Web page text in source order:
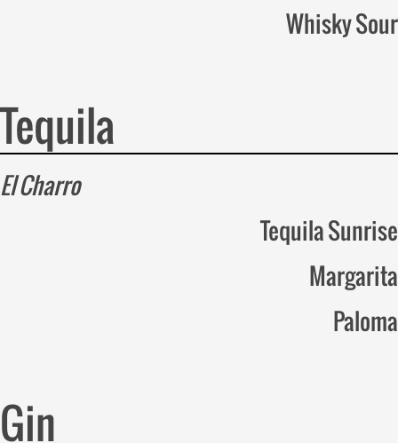
Whisky Sour
Tequila
El Charro
Tequila Sunrise
Margarita
Paloma
Gin